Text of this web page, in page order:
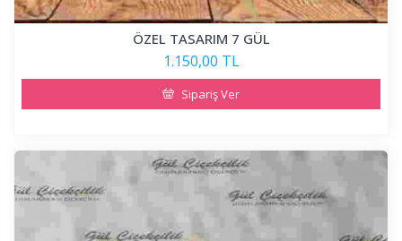
ÖZEL TASARIM 7 GÜL
1.150,00 TL
Sipariş Ver